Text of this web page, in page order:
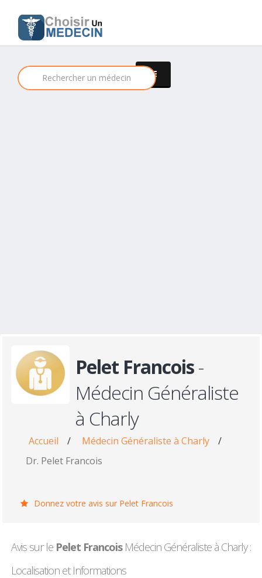
Pelet Francois-
Médecin Généraliste
à Charly
Accueil / Médecin Généraliste à Charly
/
Dr. Pelet Francois
Donnez votre avis sur Pelet Francois
Avis sur le Pelet FrancoisMédecin Généraliste à Charly :
Localisation et Informations